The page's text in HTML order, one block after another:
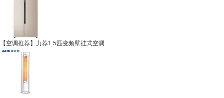
【空调推荐】力荐1.5匹变频壁挂式空调